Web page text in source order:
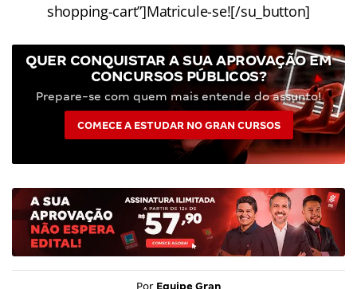
shopping-cart”]Matricule-se![/su_button]
QUER CONQUISTAR A SUA APROVAÇÃO EM
CONCURSOS PÚBLICOS?
Prepare-se com quem mais entende do assunto!
COMECE A ESTUDAR NO GRAN CURSOS
Por Equipe Gran